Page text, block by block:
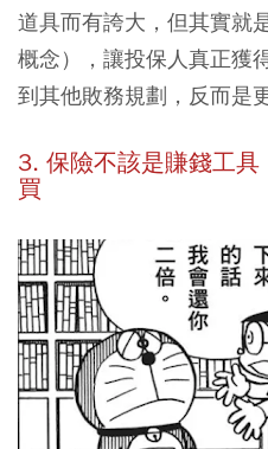
道具而有誇大，但其實就
概念），讓投保人真正獲
到其他敗務規劃，反而是
3. 保險不該是賺錢工
買